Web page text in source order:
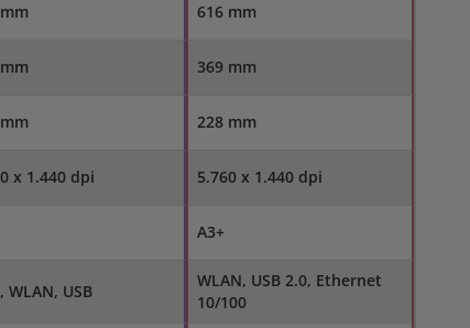
616 mm
369 mm
228 mm
x 1.440 dpi 5.760 x 1.440 dpi
A3+
WLAN, USB
WLAN, USB 2.0, Ethernet
10/100